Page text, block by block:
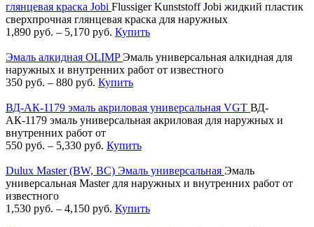
глянцевая краска Jobi Flussiger Kunststoff Jobi жидкий пластик
сверхпрочная глянцевая краска для наружных
1,890 руб. – 5,170 руб. Купить
Эмаль алкидная OLIMPЭмаль универсальная алкидная для
наружных и внутренних работ от известного
350 руб. – 880 руб. Купить
ВД-АК-1179 эмаль акриловая универсальная VGT ВД-
АК-1179 эмаль универсальная акриловая для наружных и
внутренних работ от
550 руб. – 5,330 руб. Купить
Dulux Master (BW, BC) Эмаль универсальная Эмаль
универсальная Master для наружных и внутренних работ от
известного
1,530 руб. – 4,150 руб. Купить